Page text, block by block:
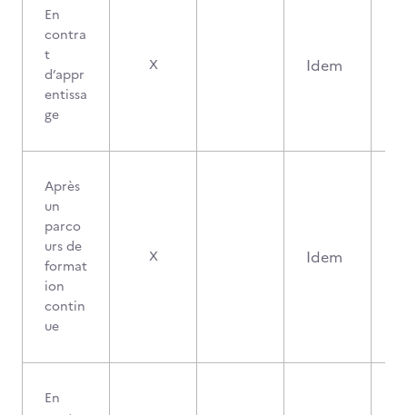
En
contra
t
d’appr
entissa
ge
X Idem
Après
un
parco
urs de
format
ion
contin
ue
X Idem
En